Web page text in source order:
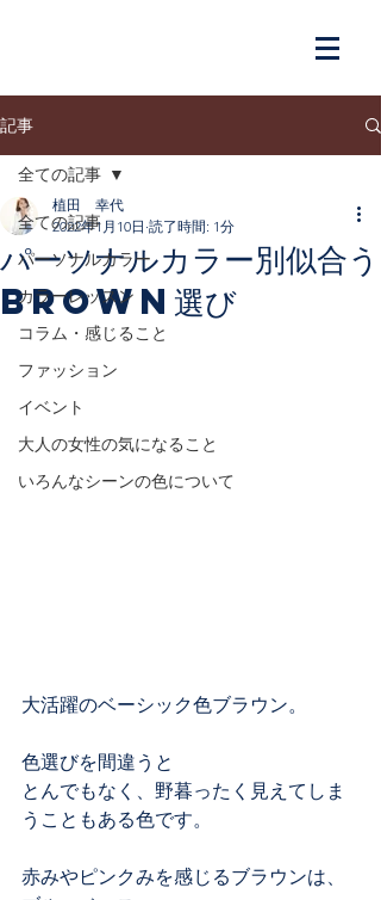
記事
全ての記事
パーソナルカラー
カラーレッスン
コラム・感じること
ファッション
イベント
大人の女性の気になること
いろんなシーンの色について
全ての記事
パーソナルカラー別似合う
BROWN選び
植田 幸代
2022年1月10日 読了時間: 1分
大活躍のベーシック色ブラウン。
色選びを間違うと
とんでもなく、野暮ったく見えてしま
うこともある色です。
赤みやピンクみを感じるブラウンは、